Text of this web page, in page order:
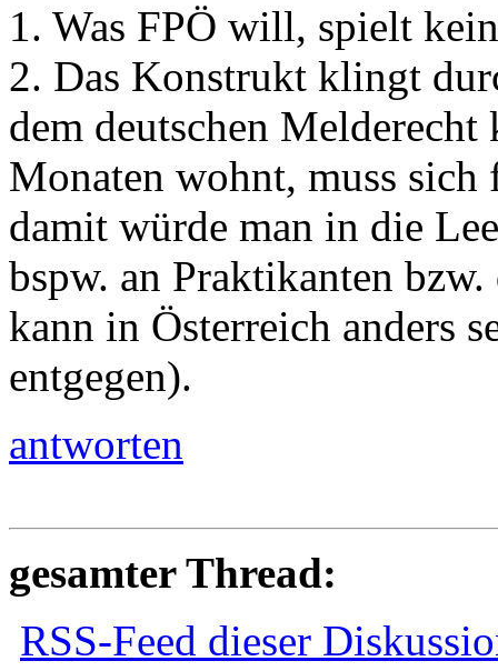
1. Was FPÖ will, spielt
2. Das Konstrukt klingt
dem deutschen
Monaten wohnt, muss
damit würde man in die
bspw. an Praktikanten
kann in Österreich anders
entgegen).
antworten
gesamter Thread:
RSS-Feed dieser